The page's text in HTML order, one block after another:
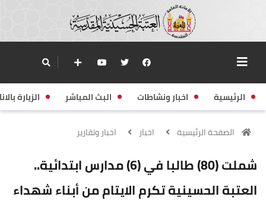
الرئيسية اخبار ونشاطات البث المباشر الزيارة
الصفحة الرئيسية اخبار اخبار وتقارير
شملت (80) طالبا في (6) مدارس ابتدائية..
العتبة الحسينية تكرم الايتام من أبناء شهداء